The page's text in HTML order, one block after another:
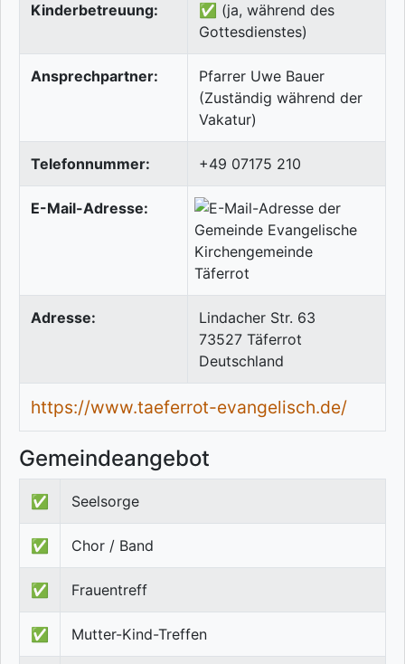
Kinderbetreuung:
✅ (ja, während des
Gottesdienstes)
Ansprechpartner:
Pfarrer Uwe Bauer
(Zuständig während der
Vakatur)
Telefonnummer: +49 07175 210
E-Mail-Adresse:
Adresse:
Lindacher Str. 63
73527 Täferrot
Deutschland
https://www.taeferrot-evangelisch.de/
Gemeindeangebot
✅ Seelsorge
✅ Chor / Band
✅ Frauentreff
✅ Mutter-Kind-Treffen